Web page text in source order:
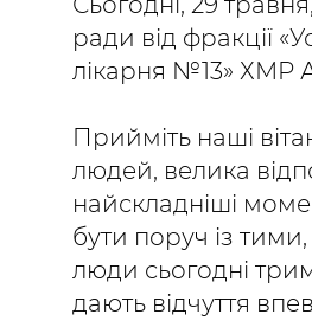
ради від фракції
лікарня №13» ХМР
Прийміть наші
людей, велика
найскладніші
бути поруч із
люди сьогодні
дають відчуття